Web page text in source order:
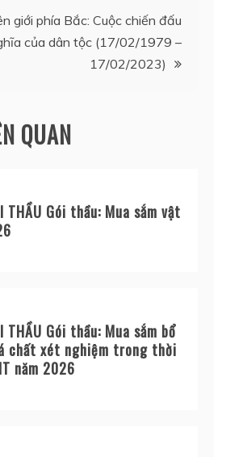
giới phía Bắc: Cuộc chiến đấu
của dân tộc (17/02/1979 –
17/02/2023)
QUAN
THẦU Gói thầu: Mua sắm vật
THẦU Gói thầu: Mua sắm bổ
chất xét nghiệm trong thời
năm 2026